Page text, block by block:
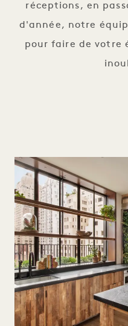
réceptions, en
d'année, notre
pour faire de votre